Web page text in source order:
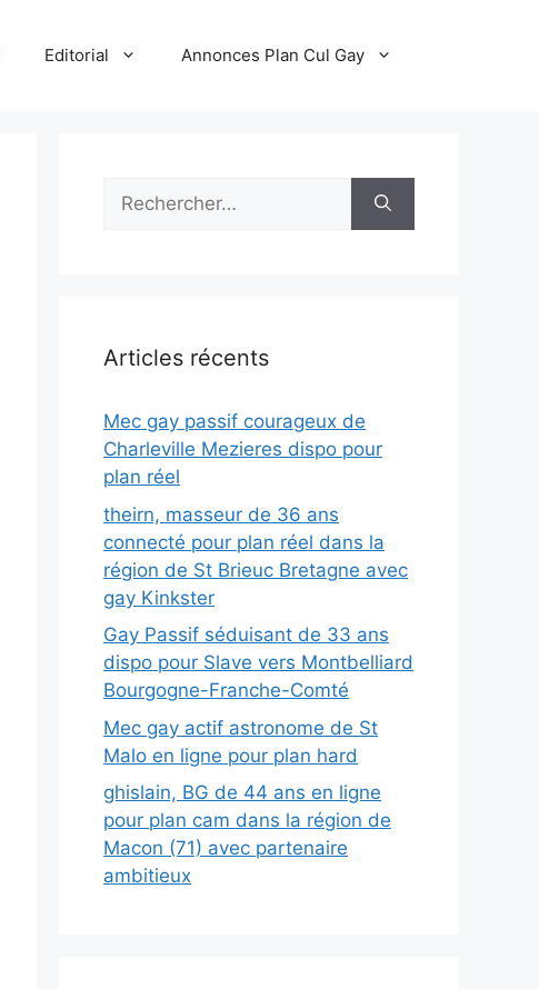
Editorial Annonces Plan Cul Gay
Rechercher :
Articles récents
Mec gay passif courageux de
Charleville Mezieres dispo pour
plan réel
theirn, masseur de 36 ans
connecté pour plan réel dans la
région de St Brieuc Bretagne avec
gay Kinkster
Gay Passif séduisant de 33 ans
dispo pour Slave vers Montbelliard
Bourgogne-Franche-Comté
Mec gay actif astronome de St
Malo en ligne pour plan hard
ghislain, BG de 44 ans en ligne
pour plan cam dans la région de
Macon (71) avec partenaire
ambitieux